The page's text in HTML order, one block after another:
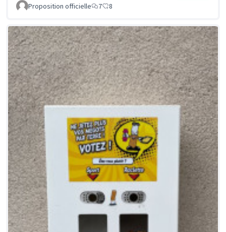
Proposition officielle
7 8